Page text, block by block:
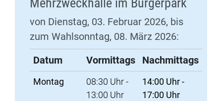
Mehrzweckhalle im Bürgerpark
von Dienstag, 03. Februar 2026, bis
zum Wahlsonntag, 08. März 2026:
Öffnungszeiten der "Außenstelle Briefwahl des
Datum Vormittags Nachmittags
Montag
08:30 Uhr -
13:00 Uhr
14:00 Uhr -
17:00 Uhr